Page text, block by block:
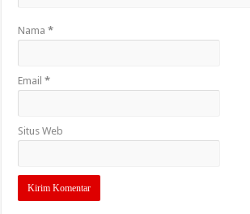
Nama*
Email*
Situs Web